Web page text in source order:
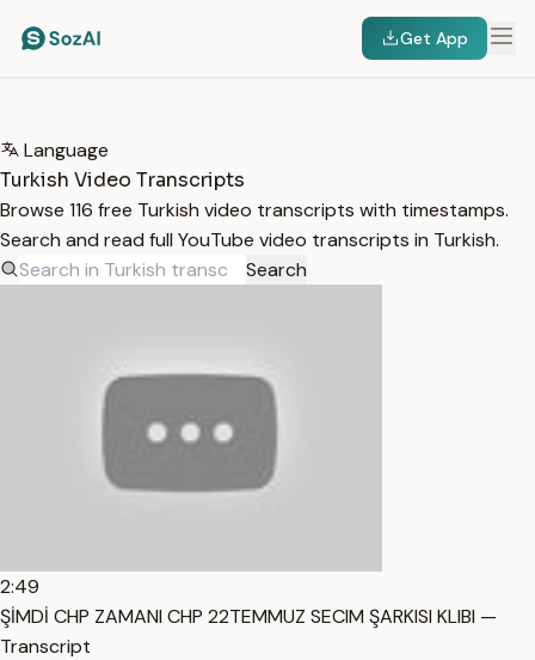
Get App
Language
Turkish Video Transcripts
Browse 116 free Turkish video transcripts with timestamps.
Search and read full YouTube video transcripts in Turkish.
Search
2:49
ŞİMDİ CHP ZAMANI CHP 22TEMMUZ SECIM ŞARKISI KLIBI —
Transcript